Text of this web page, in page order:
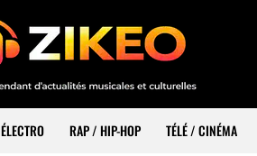
ÉLECTRO RAP / HIP-HOP TÉLÉ / CINÉMA